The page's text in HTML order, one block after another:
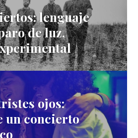
lenguaje
de luz,
ojos:
un concierto